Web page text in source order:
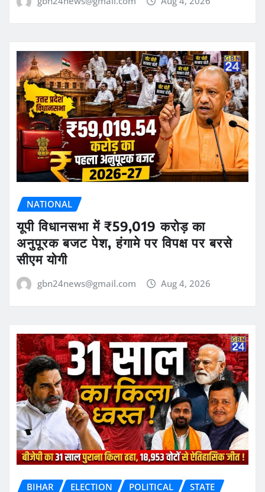
NATIONAL
यूपी विधानसभा में ₹59,019 करोड़ का
अनुपूरक बजट पेश, हंगामे पर विपक्ष पर बरसे
सीएम योगी
gbn24news@gmail.com Aug 4, 2026
BIHAR ELECTION POLITICAL STATE